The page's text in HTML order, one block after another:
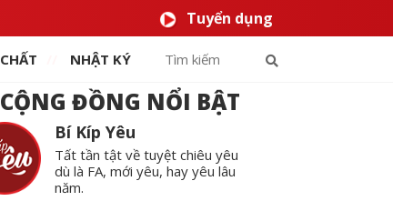
Tuyển dụng
CHẤT NHẬT KÝ
CỘNG ĐỒNG NỔI BẬT
Bí Kíp Yêu
Tất tần tật về tuyệt chiêu yêu
dù là FA, mới yêu, hay yêu lâu
năm.